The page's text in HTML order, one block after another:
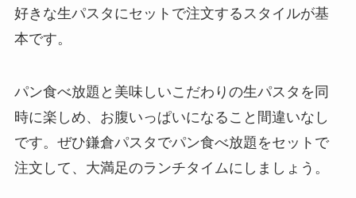
好きな生パスタにセットで注文するスタイルが基
本です。
パン食べ放題と美味しいこだわりの生パスタを同
時に楽しめ、お腹いっぱいになること間違いなし
です。ぜひ鎌倉パスタでパン食べ放題をセットで
注文して、大満足のランチタイムにしましょう。